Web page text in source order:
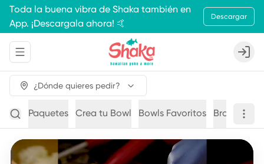
Toda la buena vibra de Shaka también en
App. ¡Descargala ahora! 🤙
Descargar
Abrir menu de navegación Login
¿Dónde quieres pedir?
Paquetes Crea tu Bowl Bowls Favoritos Brochetas